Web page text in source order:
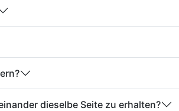
dieselbe Seite zu erhalten?